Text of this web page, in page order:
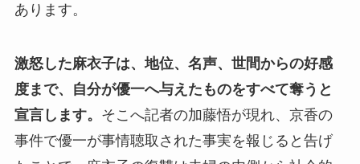
あります。
激怒した麻衣子は、地位、名声、世間からの好感
度まで、自分が優一へ与えたものをすべて奪うと
宣言します。 そこへ記者の加藤悟が現れ、京香の
事件で優一が事情聴取された事実を報じると告げ